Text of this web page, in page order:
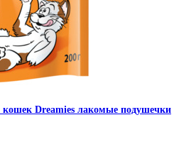
кошек Dreamies лакомые подушечки